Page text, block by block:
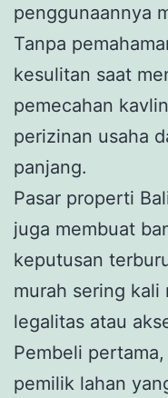
penggunaannya
Tanpa
kesulitan saat
pemecahan
perizinan usaha
panjang.
Pasar properti
juga membuat
keputusan
murah sering kali
legalitas atau
Pembeli
pemilik lahan